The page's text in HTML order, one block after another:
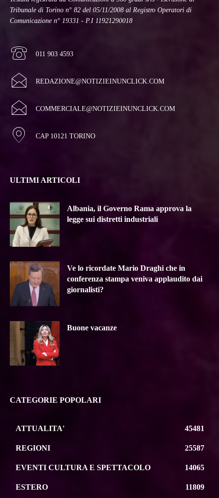
Tribunale di Torino n° 82 del 05/11/2008 al Registro Operatori di
Comunicazione n° 19331 - P.I 11921290018
011 903 4593
REDAZIONE@NOTIZIEINUNCLICK.COM
COMMERCIALE@NOTIZIEINUNCLICK.COM
CAP 10121 TORINO
ULTIMI ARTICOLI
Albania, il Governo Rama approva la
legge sui distretti industriali
Ve lo ricordate Mario Draghi che in
conferenza stampa veniva applaudito dai
giornalisti?
Buone vacanze
CATEGORIE POPOLARI
ATTUALITA' 45481
REGIONI 25587
EVENTI CULTURA E SPETTACOLO 14065
ESTERO 11809